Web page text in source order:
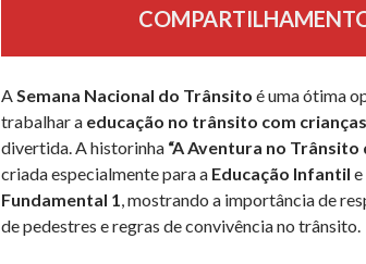
ASemana Nacional do Trânsito é uma ótima
trabalhar a educação no trânsito com crianças
divertida. A historinha “A Aventura no Trânsito
criada especialmente para a Educação Infantil e
Fundamental 1, mostrando a importância de
de pedestres e regras de convivência no trânsito.